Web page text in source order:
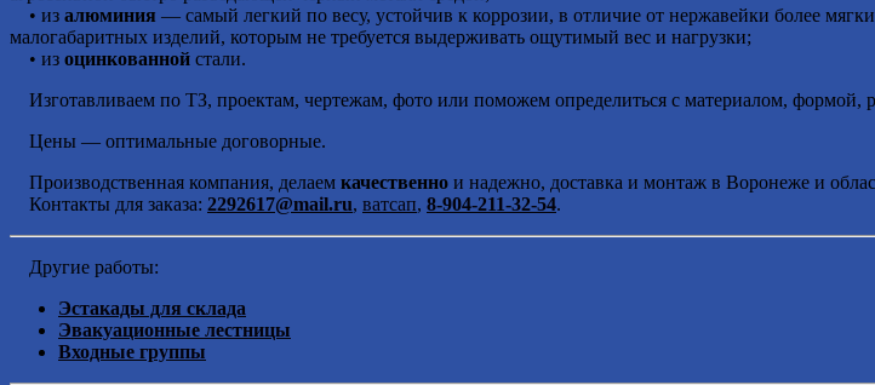
• из алюминия — самый легкий по весу, устойчив к коррозии, в отличие от нержавейки более
малогабаритных изделий, которым не требуется выдерживать ощутимый вес и нагрузки;
• из оцинкованной стали.
Изготавливаем по ТЗ, проектам, чертежам, фото или поможем определиться с материалом, формой,
Цены — оптимальные договорные.
Производственная компания, делаем качественно и надежно, доставка и монтаж в Воронеже и
Контакты для заказа: 2292617@mail.ru, ватсап, 8-904-211-32-54.
Другие работы:
Эстакады для склада
Эвакуационные лестницы
Входные группы